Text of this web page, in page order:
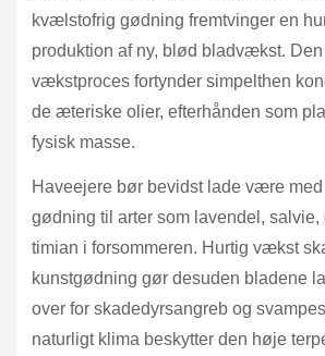
kvælstofrig gødning fremtvinger en
produktion af ny, blød bladvækst.
vækstproces fortynder simpelthen
de æteriske olier, efterhånden som
fysisk masse.
Haveejere bør bevidst lade være
gødning til arter som lavendel, salvie,
timian i forsommeren. Hurtig vækst
kunstgødning gør desuden bladene
over for skadedyrsangreb og
naturligt klima beskytter den høje